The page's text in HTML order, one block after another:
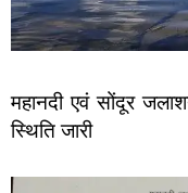
महानदी एवं सोंदूर
स्थिति जारी